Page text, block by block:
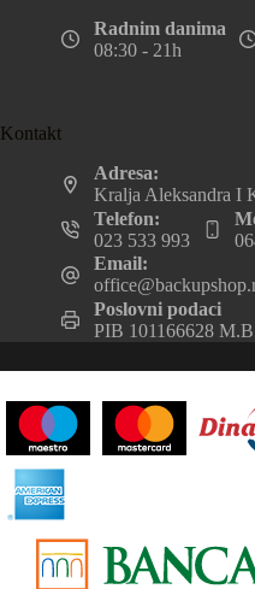
Radnim danima
08:30 - 21h
Kontakt
Adresa:
Kralja Aleksandra I
Telefon:
023 533 993
Email:
Poslovni podaci
PIB 101166628